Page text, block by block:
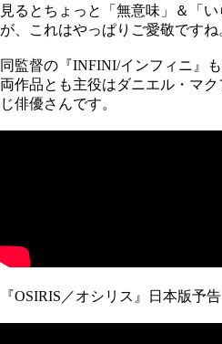
見るとちょっと「無意味」＆「
が、これはやっぱりご愛敬ですね
同監督の『INFINI/インフィニ』
両作品とも主役はダニエル・マ
じ俳優さんです。
『OSIRIS／オシリス』日本版予告